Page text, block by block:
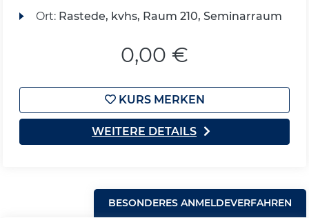
Ort: Rastede, kvhs, Raum 210, Seminarraum
0,00 €
KURS MERKEN
WEITERE DETAILS
BESONDERES ANMELDEVERFAHREN